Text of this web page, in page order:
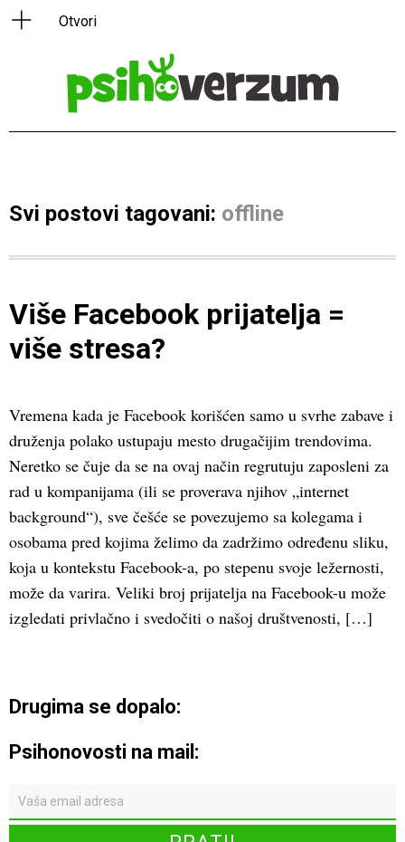
Svi postovi tagovani: offline
Više Facebook prijatelja =
više stresa?
Vremena kada je Facebook korišćen samo u svrhe zabave i
druženja polako ustupaju mesto drugačijim trendovima.
Neretko se čuje da se na ovaj način regrutuju zaposleni za
rad u kompanijama (ili se proverava njihov „internet
background“), sve češće se povezujemo sa kolegama i
osobama pred kojima želimo da zadržimo određenu sliku,
koja u kontekstu Facebook-a, po stepenu svoje ležernosti,
može da varira. Veliki broj prijatelja na Facebook-u može
izgledati privlačno i svedočiti o našoj društvenosti, […]
Drugima se dopalo:
Psihonovosti na mail: